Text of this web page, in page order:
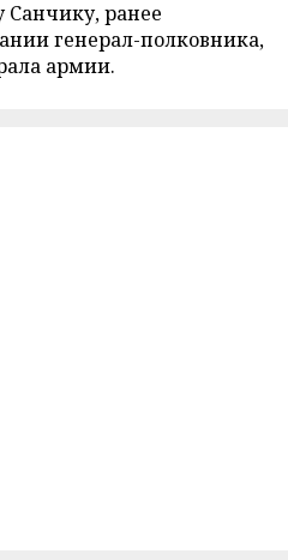
ранее
генерал-полковника,
армии.